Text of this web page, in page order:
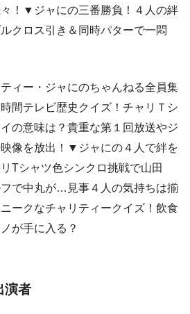
！▼ジャにの三番勝負！４人の絆
クロス引き＆同時パターで一悶
ィー・ジャにのちゃんねる全員集
間テレビ歴史クイズ！チャリＴシ
の意味は？貴重な第１回放送やジ
像を放出！▼ジャにの４人で絆を
Tシャツ色シンクロ挑戦で山田
で中丸が…見事４人の気持ちは揃
ークなチャリティークイズ！飲食
が手に入る？
演者